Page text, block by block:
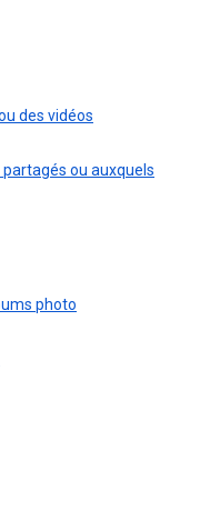
des vidéos
ou auxquels
photo